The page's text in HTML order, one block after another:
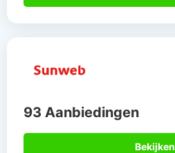
93 Aanbiedingen
Bekijken